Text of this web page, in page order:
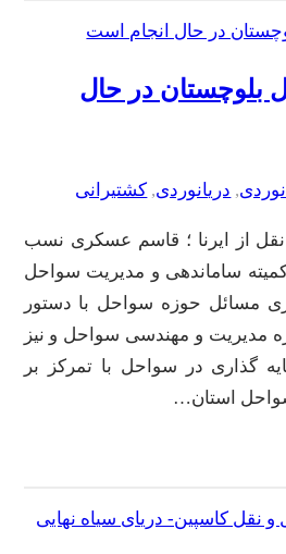
بلوچستان در حال
, دریانوردی, کشتیرانی
از ایرنا ؛ قاسم عسکری نسب
نشست کمیته ساماندهی و مدیریت سواحل
مسائل حوزه سواحل با دستور
مدیریت و مهندسی سواحل و نیز
گذاری در سواحل با تمرکز بر
استان…